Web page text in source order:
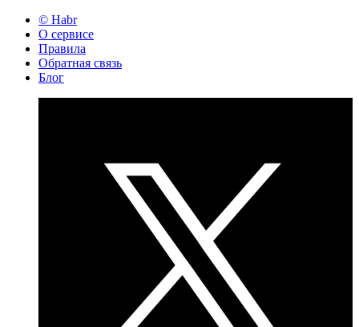
© Habr
О сервисе
Правила
Обратная связь
Блог